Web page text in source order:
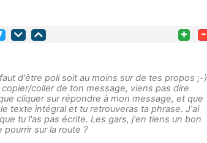
+ -
d'être poli soit au moins sur de tes propos ;-)
coller de ton message, viens pas dire
cliquer sur répondre à mon message, et que
texte intégral et tu retrouveras ta phrase. J'ai
tu l'as pas écrite. Les gars, j'en tiens un bon
pourrir sur la route ?